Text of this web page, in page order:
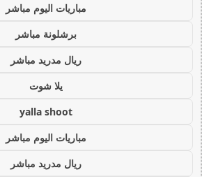
مباريات اليوم مباشر
برشلونة مباشر
ريال مدريد مباشر
يلا شوت
yalla shoot
مباريات اليوم مباشر
ريال مدريد مباشر